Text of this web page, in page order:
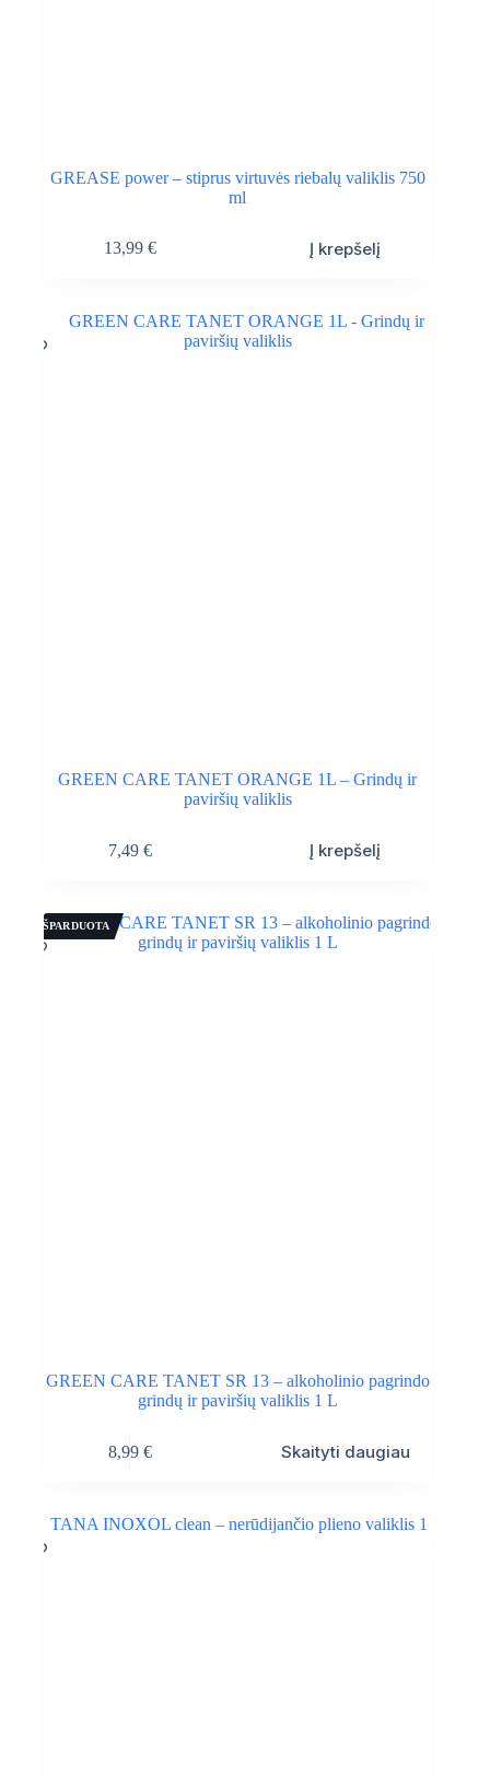
GREASE power – stiprus virtuvės riebalų valiklis 750
ml
13,99 € Į krepšelį
GREEN CARE TANET ORANGE 1L – Grindų ir
paviršių valiklis
7,49 € Į krepšelį
IŠPARDUOTA
GREEN CARE TANET SR 13 – alkoholinio pagrindo
grindų ir paviršių valiklis 1 L
8,99 € Skaityti daugiau